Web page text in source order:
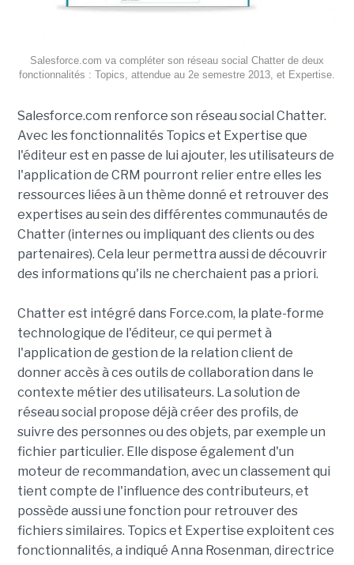
Salesforce.com va compléter son réseau social Chatter de deux
fonctionnalités : Topics, attendue au 2e semestre 2013, et Expertise.
Salesforce.com renforce son réseau social Chatter.
Avec les fonctionnalités Topics et Expertise que
l'éditeur est en passe de lui ajouter, les utilisateurs de
l'application de CRM pourront relier entre elles les
ressources liées à un thème donné et retrouver des
expertises au sein des différentes communautés de
Chatter (internes ou impliquant des clients ou des
partenaires). Cela leur permettra aussi de découvrir
des informations qu'ils ne cherchaient pas a priori.
Chatter est intégré dans Force.com, la plate-forme
technologique de l'éditeur, ce qui permet à
l'application de gestion de la relation client de
donner accès à ces outils de collaboration dans le
contexte métier des utilisateurs. La solution de
réseau social propose déjà créer des profils, de
suivre des personnes ou des objets, par exemple un
fichier particulier. Elle dispose également d'un
moteur de recommandation, avec un classement qui
tient compte de l'influence des contributeurs, et
possède aussi une fonction pour retrouver des
fichiers similaires. Topics et Expertise exploitent ces
fonctionnalités, a indiqué Anna Rosenman, directrice